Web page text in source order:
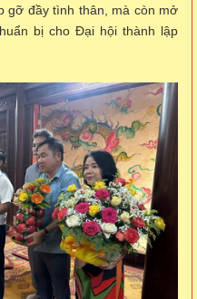
gỡ đầy tình thân, mà còn mở
bị cho Đại hội thành lập